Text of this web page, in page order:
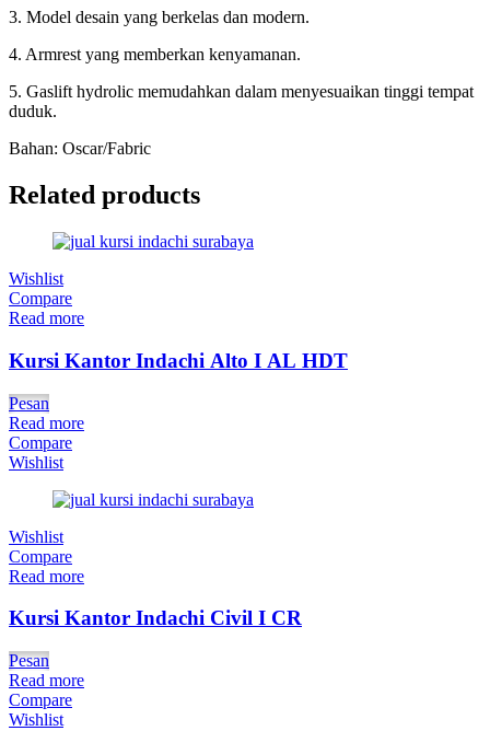
3. Model desain yang berkelas dan modern.
4. Armrest yang memberkan kenyamanan.
5. Gaslift hydrolic memudahkan dalam menyesuaikan tinggi tempat
duduk.
Bahan: Oscar/Fabric
Related products
Wishlist
Compare
Read more
Kursi Kantor Indachi Alto I AL HDT
Pesan
Read more
Compare
Wishlist
Wishlist
Compare
Read more
Kursi Kantor Indachi Civil I CR
Pesan
Read more
Compare
Wishlist